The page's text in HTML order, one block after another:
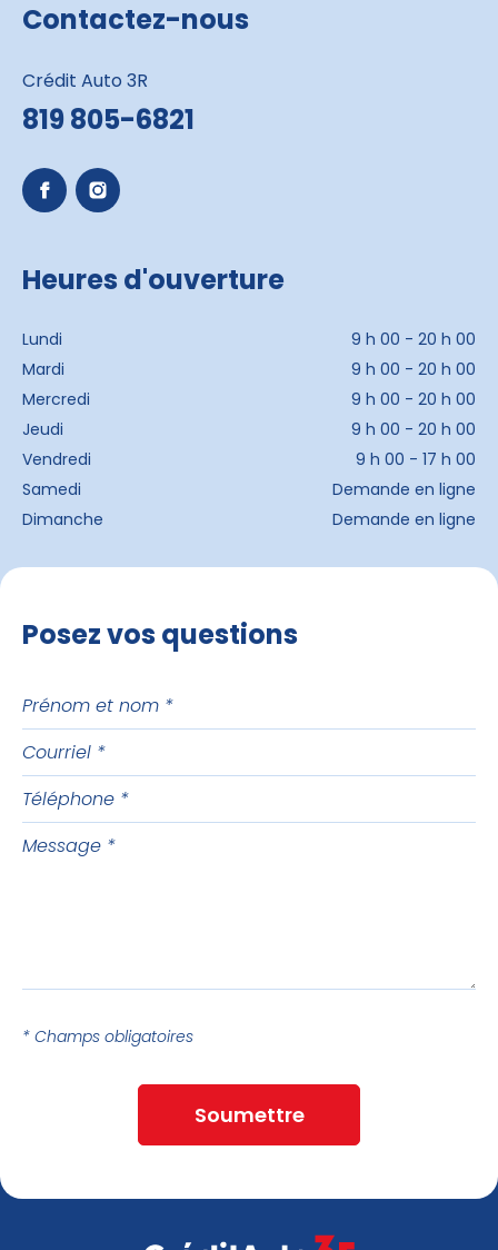
Contactez-nous
Crédit Auto 3R
819 805-6821
Heures d'ouverture
Lundi
9 h 00 - 20 h 00
Mardi
9 h 00 - 20 h 00
Mercredi
9 h 00 - 20 h 00
Jeudi
9 h 00 - 20 h 00
Vendredi
9 h 00 - 17 h 00
Samedi
Demande en ligne
Dimanche
Demande en ligne
Posez vos questions
Prénom
nom
Courriel
Téléphone
Message
* Champs obligatoires
Soumettre